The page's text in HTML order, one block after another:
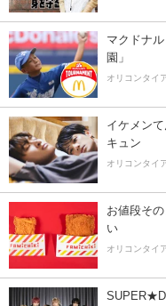
マクドナ
園」
オリコンタイ
イケメン
キュン
オリコンタイ
お値段そ
い
オリコンタイ